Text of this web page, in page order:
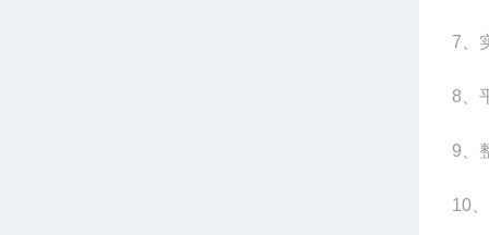
7
8
9
10